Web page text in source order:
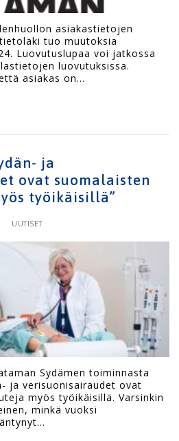
asiakastietojen
tuo muutoksia
Luovutuslupaa voi jatkossa
luovutuksissa.
asiakas on…
ja
ovat suomalaisten
työikäisillä”
UUTISET
Sydämen toiminnasta
ja verisuonisairaudet ovat
myös työikäisillä. Varsinkin
minkä vuoksi